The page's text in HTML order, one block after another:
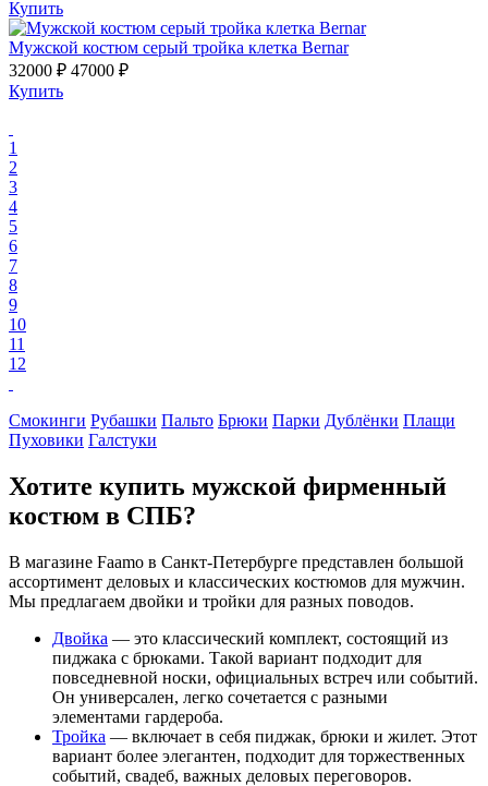
Купить
Мужской костюм серый тройка клетка Bernar
32000 ₽ 47000 ₽
Купить
1
2
3
4
5
6
7
8
9
10
11
12
Смокинги Рубашки Пальто Брюки Парки Дублёнки Плащи
Пуховики Галстуки
Хотите купить мужской фирменный
костюм в СПБ?
В магазине Faamo в Санкт-Петербурге представлен большой
ассортимент деловых и классических костюмов для мужчин.
Мы предлагаем двойки и тройки для разных поводов.
Двойка — это классический комплект, состоящий из
пиджака с брюками. Такой вариант подходит для
повседневной носки, официальных встреч или событий.
Он универсален, легко сочетается с разными
элементами гардероба.
Тройка — включает в себя пиджак, брюки и жилет. Этот
вариант более элегантен, подходит для торжественных
событий, свадеб, важных деловых переговоров.